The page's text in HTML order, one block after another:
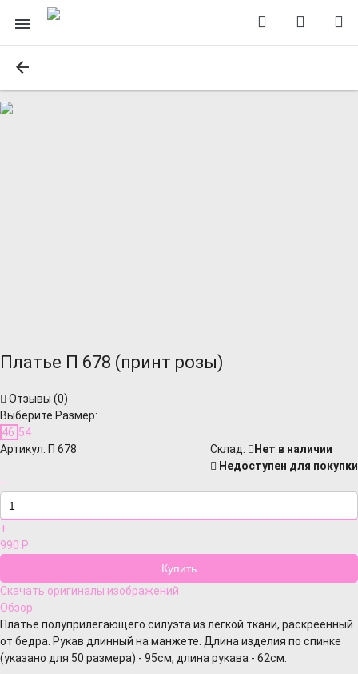
Платье П 678 (принт розы)
Отзывы (0)
Выберите Размер:
46 54
Артикул: П 678 Cклад:
Нет в наличии
Недоступен для покупки
−
+
990 Р
Скачать оригиналы изображений
Обзор
Платье полуприлегающего силуэта из легкой ткани, раскреенный
от бедра. Рукав длинный на манжете. Длина изделия по спинке
(указано для 50 размера) - 95см, длина рукава - 62см.